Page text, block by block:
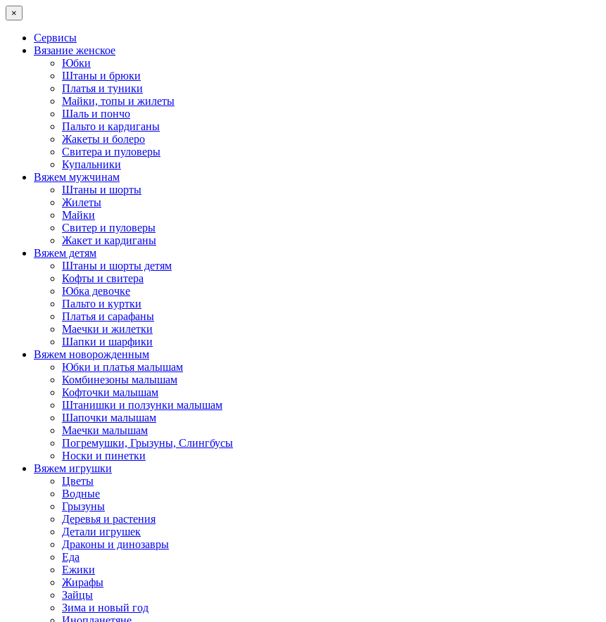
×
Сервисы
Вязание женское
Юбки
Штаны и брюки
Платья и туники
Майки, топы и жилеты
Шаль и пончо
Пальто и кардиганы
Жакеты и болеро
Свитера и пуловеры
Купальники
Вяжем мужчинам
Штаны и шорты
Жилеты
Майки
Свитер и пуловеры
Жакет и кардиганы
Вяжем детям
Штаны и шорты детям
Кофты и свитера
Юбка девочке
Пальто и куртки
Платья и сарафаны
Маечки и жилетки
Шапки и шарфики
Вяжем новорожденным
Юбки и платья малышам
Комбинезоны малышам
Кофточки малышам
Штанишки и ползунки малышам
Шапочки малышам
Маечки малышам
Погремушки, Грызуны, Слингбусы
Носки и пинетки
Вяжем игрушки
Цветы
Водные
Грызуны
Деревья и растения
Детали игрушек
Драконы и динозавры
Еда
Ежики
Жирафы
Зайцы
Зима и новый год